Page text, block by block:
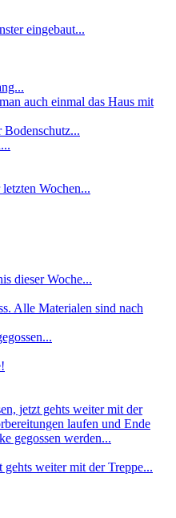
eingebaut...
auch einmal das Haus mit
Bodenschutz...
Wochen...
dieser Woche...
Alle Materialen sind nach
jetzt gehts weiter mit der
laufen und Ende
gegossen werden...
gehts weiter mit der Treppe...